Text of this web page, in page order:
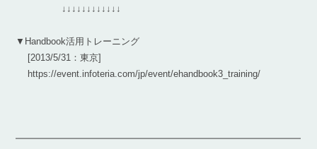
↓↓↓↓↓↓↓↓↓↓↓↓
▼Handbook活用トレーニング
[2013/5/31：東京]
https://event.infoteria.com/jp/event/ehandbook3_training/
━━━━━━━━━━━━━━━━━━━━━━━━━━━━━━━